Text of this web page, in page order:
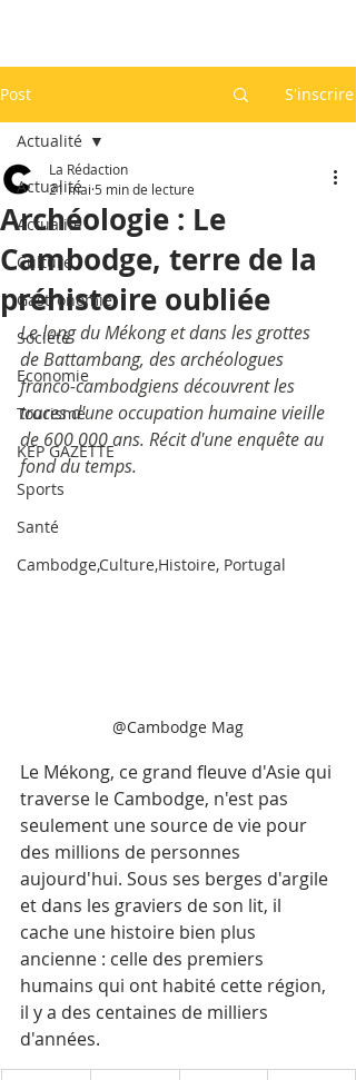
Post S'inscrire
Actualité
Actualité
Culture
Gastronomie
Société
Economie
Tourisme
KEP GAZETTE
Sports
Santé
Cambodge,Culture,Histoire, Portugal
Actualité
Archéologie : Le
Cambodge, terre de la
préhistoire oubliée
La Rédaction
21 mai 5 min de lecture
Le long du Mékong et dans les grottes
de Battambang, des archéologues
franco-cambodgiens découvrent les
traces d'une occupation humaine vieille
de 600 000 ans. Récit d'une enquête au
fond du temps.
@Cambodge Mag
Le Mékong, ce grand fleuve d'Asie qui
traverse le Cambodge, n'est pas
seulement une source de vie pour
des millions de personnes
aujourd'hui. Sous ses berges d'argile
et dans les graviers de son lit, il
cache une histoire bien plus
ancienne : celle des premiers
humains qui ont habité cette région,
il y a des centaines de milliers
d'années.